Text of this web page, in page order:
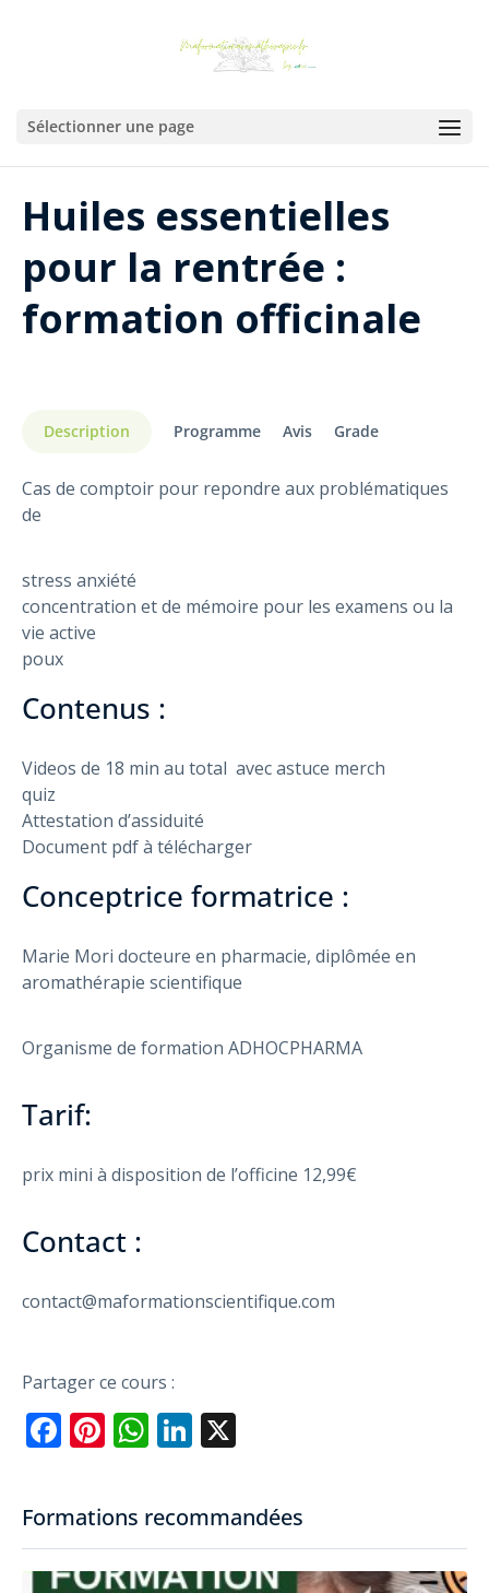
Sélectionner une page
Huiles essentielles
pour la rentrée :
formation officinale
Description Programme Avis Grade
Cas de comptoir pour repondre aux problématiques
de
stress anxiété
concentration et de mémoire pour les examens ou la
vie active
poux
Contenus :
Videos de 18 min au total avec astuce merch
quiz
Attestation d’assiduité
Document pdf à télécharger
Conceptrice formatrice :
Marie Mori docteure en pharmacie, diplômée en
aromathérapie scientifique
Organisme de formation ADHOCPHARMA
Tarif:
prix mini à disposition de l’officine 12,99€
Contact :
contact@maformationscientifique.com
Partager ce cours :
Facebook
Pinterest
WhatsApp
LinkedIn
Formations recommandées